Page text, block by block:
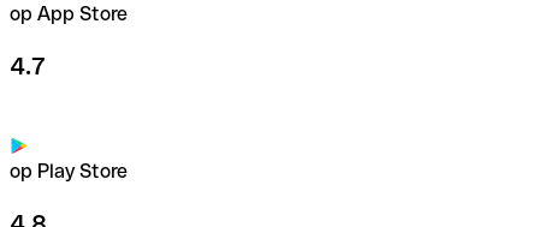
op App Store
4.7
op Play Store